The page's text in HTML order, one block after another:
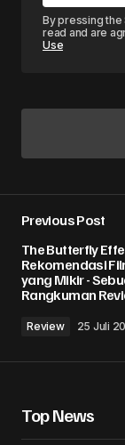
By pressing the
read and are
Use
Ruas yang
Comment*
Your Name
Previous Post
The Butterfly
Rekomendasi
yang Mikir -
Rangkuman
Review 25 Juli
Top News